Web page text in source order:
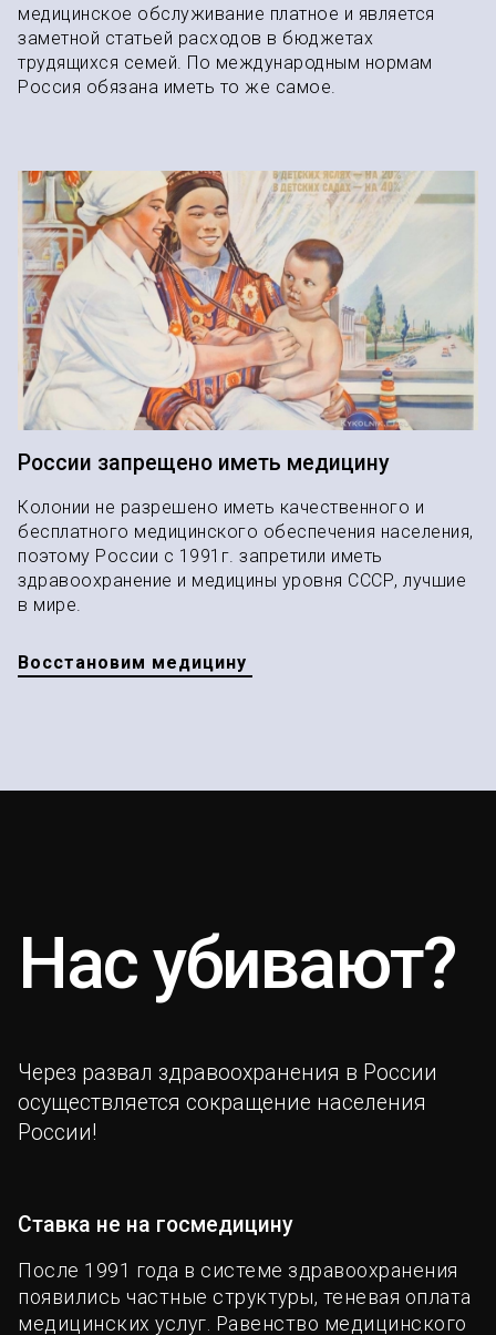
медицинское обслуживание платное и является
заметной статьей расходов в бюджетах
трудящихся семей. По международным нормам
Россия обязана иметь то же самое.
России запрещено иметь медицину
Колонии не разрешено иметь качественного и
бесплатного медицинского обеспечения населения,
поэтому России с 1991г. запретили иметь
здравоохранение и медицины уровня СССР, лучшие
в мире.
Восстановим медицину
Нас убивают?
Через развал здравоохранения в России
осуществляется сокращение населения
России!
Ставка не на госмедицину
После 1991 года в системе здравоохранения
появились частные структуры, теневая оплата
медицинских услуг. Равенство медицинского